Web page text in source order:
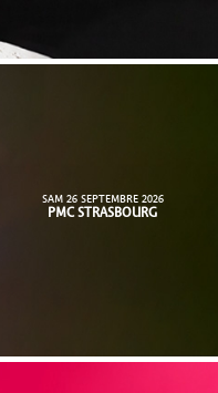
SAM 26 SEPTEMBRE 2026
PMC STRASBOURG